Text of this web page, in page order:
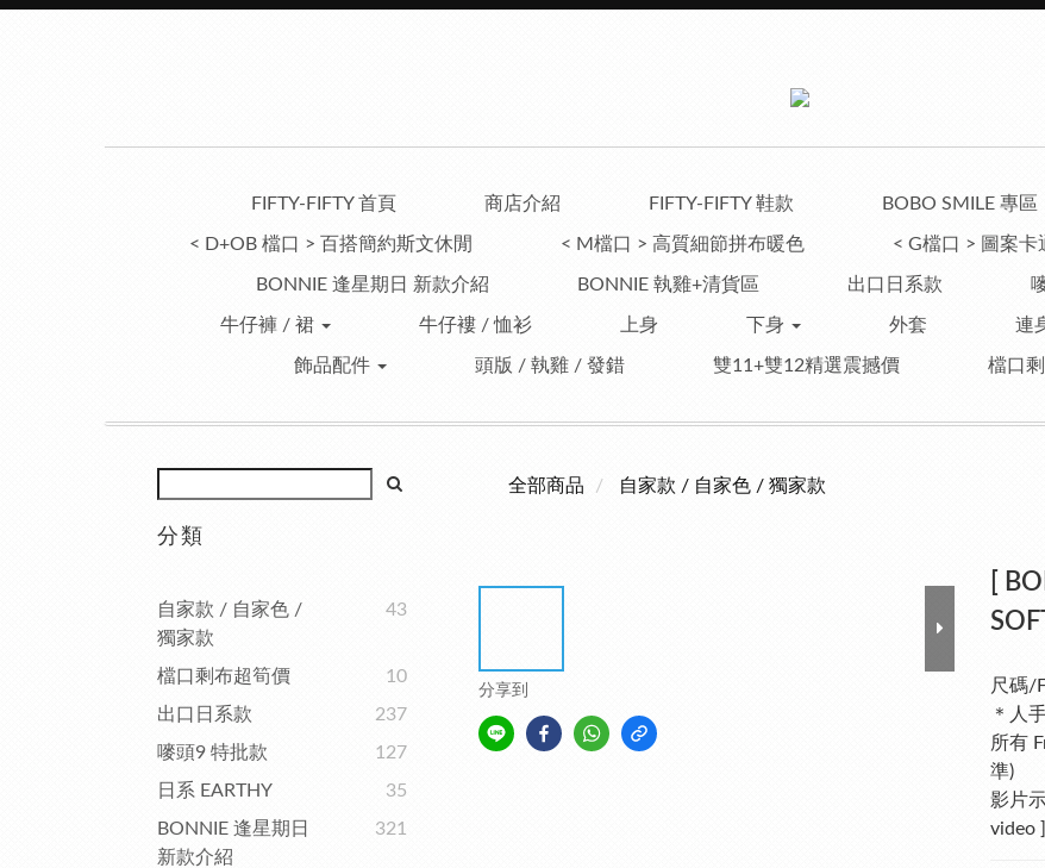
FIFTY-FIFTY 首頁 商店介紹 FIFTY-FIFTY 鞋款 BOBO SMILE 專區
< D+OB 檔口 > 百搭簡約斯文休閒 < M檔口 > 高質細節拼布暖色 < G檔口 > 圖案卡
BONNIE 逢星期日 新款介紹 BONNIE 執雞+清貨區 出口日系款
牛仔褲 / 裙 牛仔褸 / 恤衫 上身 下身 外套 連
飾品配件 頭版 / 執雞 / 發錯 雙11+雙12精選震撼價 檔口
分類
自家款 / 自家色 /
獨家款
43
檔口剩布超筍價
10
出口日系款
237
嘜頭9 特批款
127
日系 EARTHY
35
BONNIE 逢星期日
新款介紹
321
全部商品 自家款 / 自家色 / 獨家款
分享到
[
尺碼/
＊人
所有
準)
影片
video ]